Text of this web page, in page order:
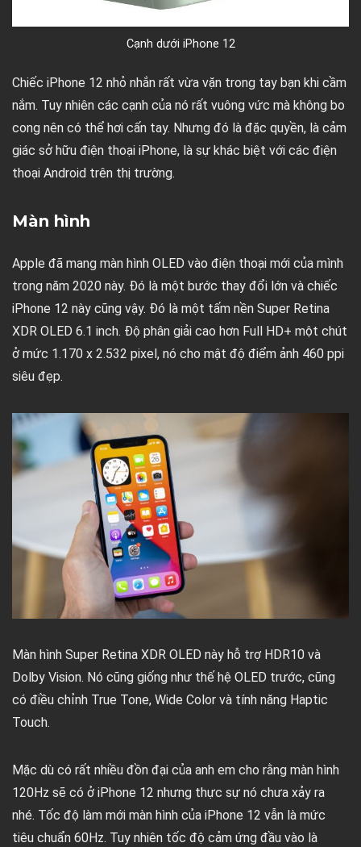
Cạnh dưới iPhone 12
Chiếc iPhone 12 nhỏ nhắn rất vừa vặn trong tay bạn khi cầm
nắm. Tuy nhiên các cạnh của nó rất vuông vức mà không bo
cong nên có thể hơi cấn tay. Nhưng đó là đặc quyền, là cảm
giác sở hữu điện thoại iPhone, là sự khác biệt với các điện
thoại Android trên thị trường.
Màn hình
Apple đã mang màn hình OLED vào điện thoại mới của mình
trong năm 2020 này. Đó là một bước thay đổi lớn và chiếc
iPhone 12 này cũng vậy. Đó là một tấm nền Super Retina
XDR OLED 6.1 inch. Độ phân giải cao hơn Full HD+ một chút
ở mức 1.170 x 2.532 pixel, nó cho mật độ điểm ảnh 460 ppi
siêu đẹp.
Màn hình Super Retina XDR OLED này hỗ trợ HDR10 và
Dolby Vision. Nó cũng giống như thế hệ OLED trước, cũng
có điều chỉnh True Tone, Wide Color và tính năng Haptic
Touch.
Mặc dù có rất nhiều đồn đại của anh em cho rằng màn hình
120Hz sẽ có ở iPhone 12 nhưng thực sự nó chưa xảy ra
nhé. Tốc độ làm mới màn hình của iPhone 12 vẫn là mức
tiêu chuẩn 60Hz. Tuy nhiên tốc độ cảm ứng đầu vào là